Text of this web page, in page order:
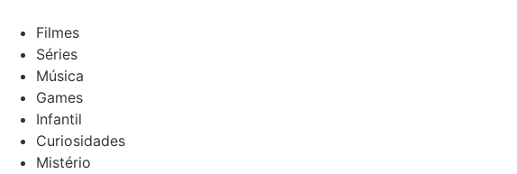
para
conteúdo
Filmes
Séries
Música
Games
Infantil
Curiosidades
Mistério